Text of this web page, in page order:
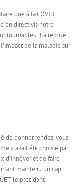
due à la COVID
en direct via notre
: La remise
de la maladie sur
de donner rendez-vous
» avait été choisie par
d’innover et de faire
maintenu un cap
le président